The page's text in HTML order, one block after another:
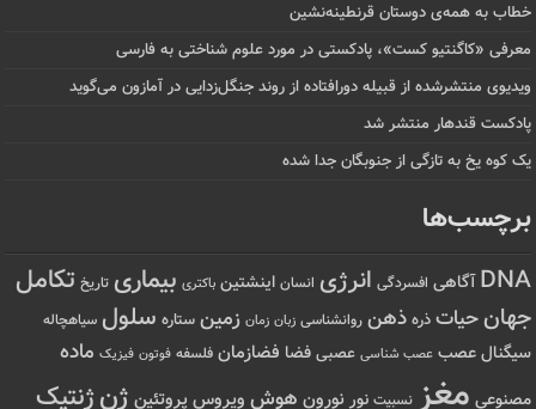
خطاب به همه‌ی دوستان قرنطینه‌نشین
معرفی «کاگنتیو کست»، پادکستی در مورد علوم شناختی به فارسی
ویدیوی منتشرشده از قبیله دورافتاده‌ از روند جنگل‌زدایی در آمازون می‌گوید
پادکست قندهار منتشر شد
یک کوه یخ به تازگی از جنوبگان جدا شده
برچسب‌ها
DNA آگاهی افسردگی انرژی انسان اینشتین باکتری بیماری تاریخ تکامل
جهانحیات ذره ذهن روانشناسی زبان زمان زمین ستاره سلول سیاهچاله
سیگنال عصب عصب شناسی عصبی فضا فضازمان فلسفه فوتون فیزیک ماده
مصنوعی مغز نسبیت نور نورون هوش ویروس پروتئین ژنژنتیک